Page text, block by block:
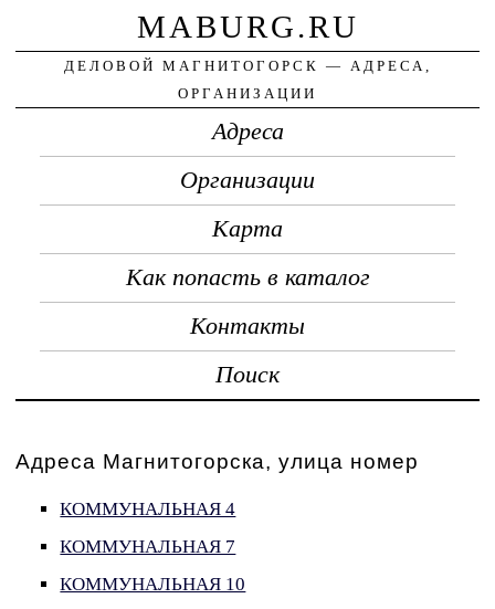
MABURG.RU
ДЕЛОВОЙ МАГНИТОГОРСК — АДРЕСА,
ОРГАНИЗАЦИИ
Адреса
Организации
Карта
Как попасть в каталог
Контакты
Поиск
Адреса Магнитогорска, улица номер
КОММУНАЛЬНАЯ 4
КОММУНАЛЬНАЯ 7
КОММУНАЛЬНАЯ 10